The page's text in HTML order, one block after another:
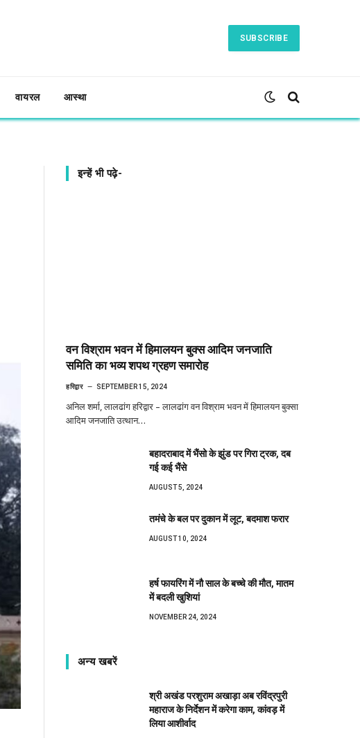
SUBSCRIBE
वायरल आस्था
इन्हें भी पढ़े-
वन विश्राम भवन में हिमालयन बुक्स आदिम जनजाति
समिति का भव्य शपथ ग्रहण समारोह
हरिद्वार SEPTEMBER 15, 2024
अनिल शर्मा, लालढांग हरिद्वार – लालढांग वन विश्राम भवन में हिमालयन बुक्सा
आदिम जनजाति उत्थान…
बहादराबाद में भैंसो के झुंड पर गिरा ट्रक, दब
गई कई भैंसे
AUGUST 5, 2024
तमंचे के बल पर दुकान में लूट, बदमाश फरार
AUGUST 10, 2024
हर्ष फायरिंग में नौ साल के बच्चे की मौत, मातम
में बदली खुशियां
NOVEMBER 24, 2024
अन्य खबरें
श्री अखंड परशुराम अखाड़ा अब रविंद्रपुरी
महाराज के निर्देशन में करेगा काम, कांवड़ में
लिया आशीर्वाद